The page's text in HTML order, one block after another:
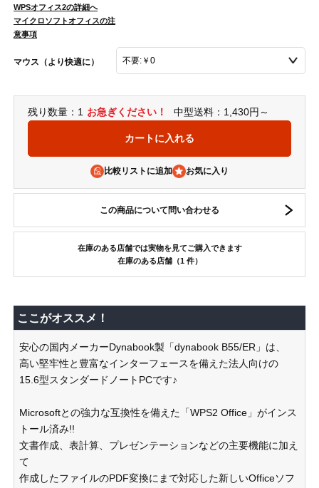
WPSオフィス2の詳細へ
マイクロソフトオフィスの注
意事項
マウス（より快適に）
残り数量：1 お急ぎください！ 中型送料：1,430円～
比較リストに追加
この商品について問い合わせる
在庫のある店舗では実物を見てご購入できます
在庫のある店舗（1 件）
ここがオススメ！
安心の国内メーカーDynabook製「dynabook B55/ER」は、
高い堅牢性と豊富なインターフェースを備えた法人向けの
15.6型スタンダードノートPCです♪
Microsoftとの強力な互換性を備えた「WPS2 Office」がインス
トール済み!!
文書作成、表計算、プレゼンテーションなどの主要機能に加え
て
作成したファイルのPDF変換にまで対応した新しいOfficeソフ